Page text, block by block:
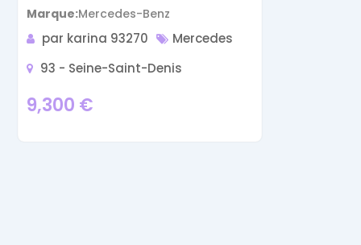
Marque Mercedes-Benz
par karina 93270
Mercedes
93 - Seine-Saint-Denis
9,300 €